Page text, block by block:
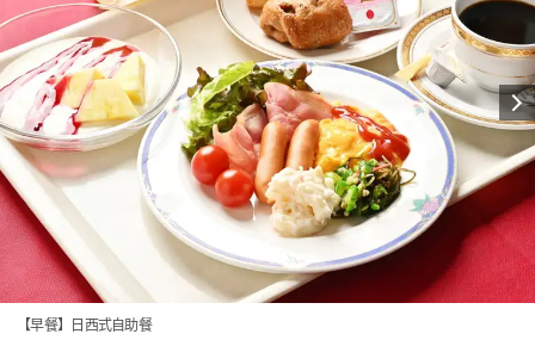
【早餐】日西式自助餐